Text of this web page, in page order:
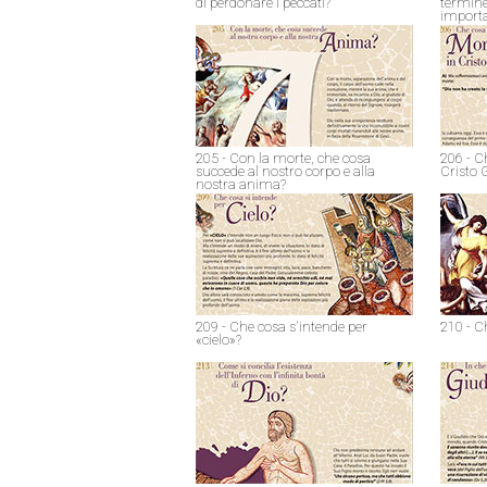
205 - Con la morte, che cosa
succede al nostro corpo e alla
nostra anima?
206 -
Cristo
209 - Che cosa s'intende per
«cielo»?
210 -